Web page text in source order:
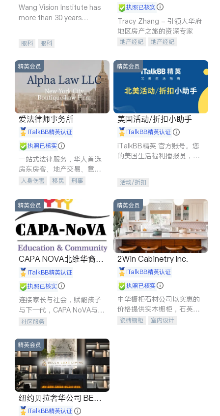
Wang Vision Institute has
more than 30 years
眼科 眼科
执照已核实
Tracy Zhang - 引领大华府
地区房产之旅的资深专家
地产经纪
地产经纪
商铺租售
精英会员
爱法律师事务所
iTalkBB精英认证
执照已核实
一站式法律服务，华人首选.
房东房客、地产交易、意外
伤害、车祸重伤、商业诉
建筑合同、刑事案件全包办
人身伤害 移民
刑事
信托/遗嘱
商业
索赔
律师-其它 保释
精英会员
美国活动/折扣小助手
iTalkBB精英认证
iTalkBB精英 官方账号。您
的美国生活福利播报员，精
专属福利。
活动/折扣
精英会员
CAPA NOVA北维华裔家
长会iTalkBB精英认证
执照已核实
连接家长与社会，赋能孩子
与下一代，CAPA NoVA与您
携手建设包容、公平、充满
社区服务
精英会员
2Win Cabinetry Inc.
iTalkBB精英认证
执照已核实
中华橱柜石材公司以实惠的
价格提供实木橱柜，石英石
台面，多种优质不锈钢水
瓷砖橱柜
室内设计
精英会员
纽约贝拉奢华公司 BELL
A LUXE
iTalkBB精英认证